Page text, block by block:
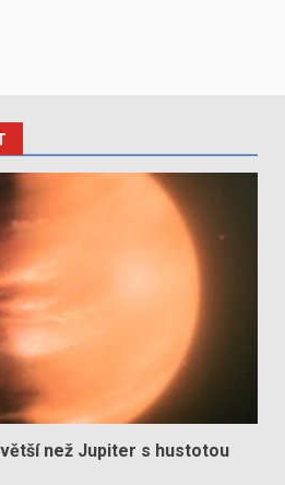
než Jupiter s hustotou